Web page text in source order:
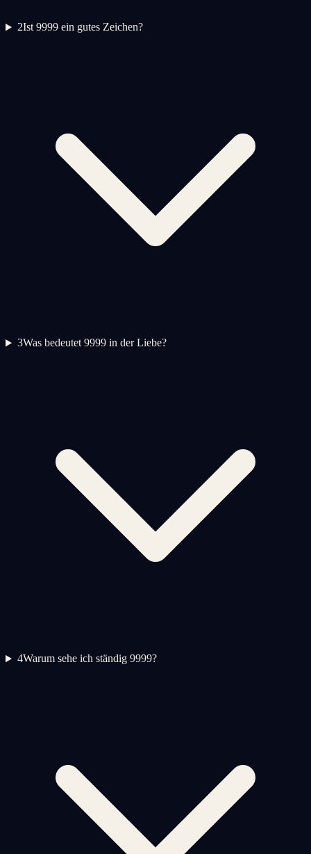
2Ist 9999 ein gutes Zeichen?
3Was bedeutet 9999 in der Liebe?
4Warum sehe ich ständig 9999?